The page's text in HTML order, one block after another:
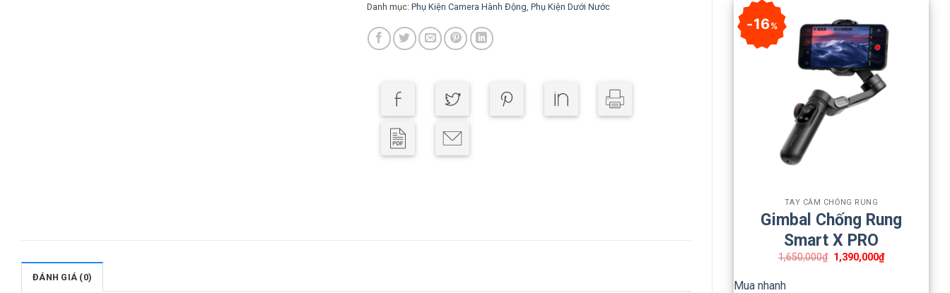
16%
TAY CẦM CHỐNG RUNG
Gimbal Chống Rung
Smart X PRO
1,650,000₫ 1,390,000₫
Mua nhanh
Danh mục: Phụ Kiện Camera Hành Động Phụ Kiện Dưới Nước
ĐÁNH GIÁ (0)